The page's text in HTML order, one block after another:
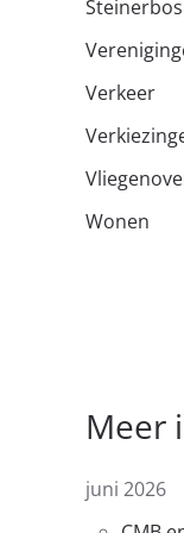
Steinerbos
Verkeer
Wonen
Meer
juni 2026